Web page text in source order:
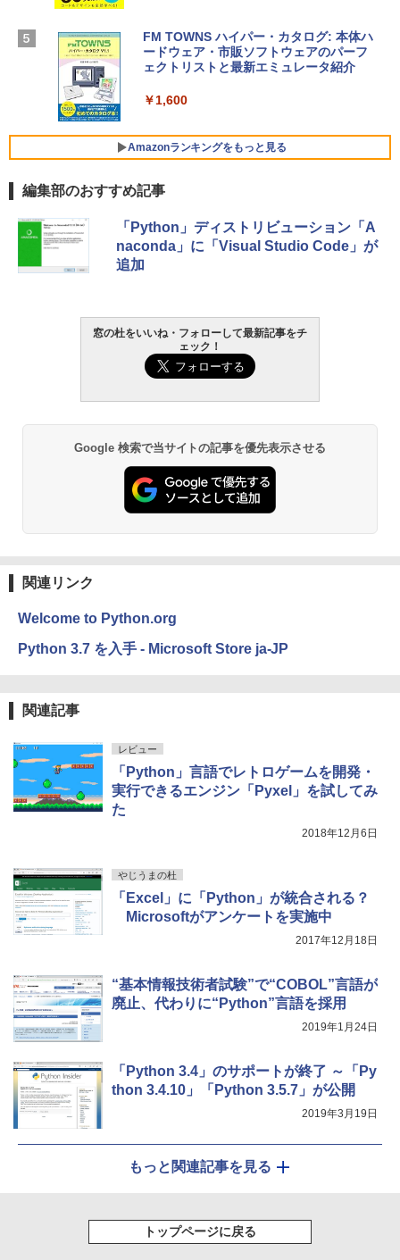
ン 15-fd 15.6インチ 16GBメモリ 512GB
SSD インテル Core 5
ersonal/Copilotキー搭載/Win 11/15.6型/
Core i5/16GB/SSD 512GB/ホワイト) FM
Windows版 | Minecraft (マインクラフ
ト): Java & Bedrock Edition | オンライ
FM TOWNS ハイパー・カタログ: 本体ハ
ードウェア・市販ソフトウェアのパーフ
ェクトリストと最新エミュレータ紹介
￥1,600
Amazonランキングをもっと見る
Amazon Kindle Paperwhite (16GB) 7イ
ンチディスプレイ、色調調節ライト、12
週間持続バッテリー、広告なし、ブラッ
Amazon Kindle - 目に優しい、かさばら
ない、大きな画面で読みやすい、6週間持
続バッテリー、6インチディスプレイ電子
￥16,980
Kindle Paperwhite シグニチャーエディ
ション (32GB) 7インチディスプレイ、明
ージ、防水、7インチカラーディスプレ
New Amazon Kindle Scribe Colorsoft |
11インチカラーディスプレイ、64GBスト
整、色調調節ライト、プレミアムペン付
￥115,980
編集部のおすすめ記事
「Python」ディストリビューション「A
naconda」に「Visual Studio Code」が
追加
窓の杜をいいね・フォローして最新記事をチ
ェック！
Google 検索で当サイトの記事を優先表示させる
関連リンク
Welcome to Python.org
Python 3.7 を入手 - Microsoft Store ja-JP
関連記事
レビュー
「Python」言語でレトロゲームを開発・
実行できるエンジン「Pyxel」を試してみ
た
2018年12月6日
やじうまの杜
「Excel」に「Python」が統合される？
Microsoftがアンケートを実施中
2017年12月18日
“基本情報技術者試験”で“COBOL”言語が
廃止、代わりに“Python”言語を採用
2019年1月24日
「Python 3.4」のサポートが終了 ～「Py
thon 3.4.10」「Python 3.5.7」が公開
2019年3月19日
もっと関連記事を見る
トップページに戻る